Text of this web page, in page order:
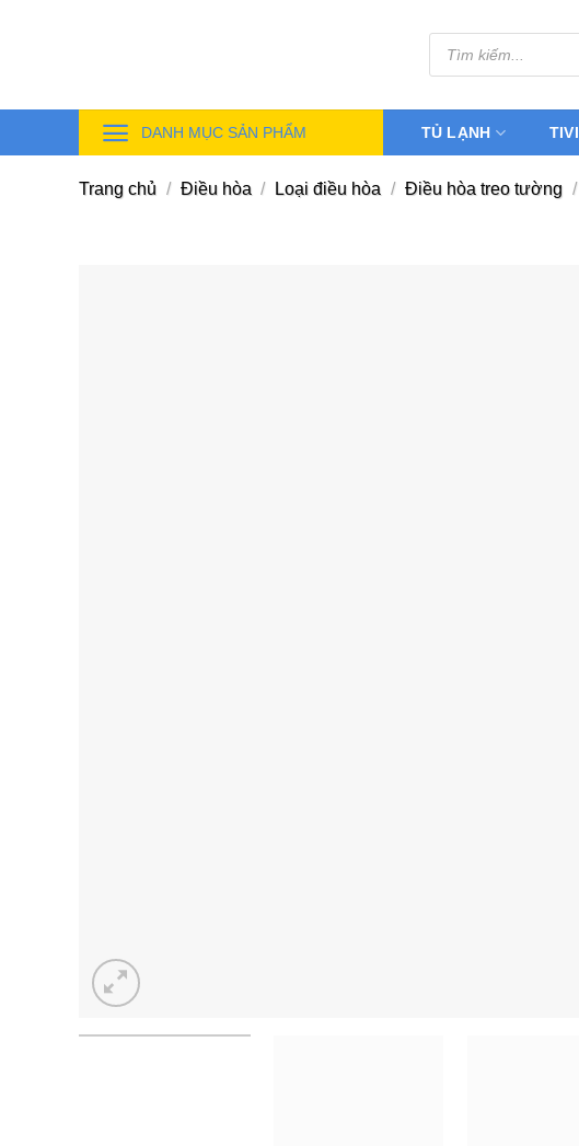
Tìm
kiếm
sản
DANH MỤC SẢN PHẨM TỦ LẠNH TIVI
Trang chủ / Điều hòa / Loại điều hòa / Điều hòa treo tường /